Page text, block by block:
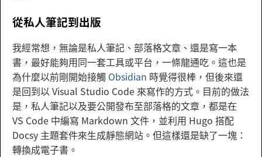
從私人筆記到出版
我經常想，無論是私人筆記、部落格文章、還是寫一本
書，最好能夠用同一套工具或平台，一條龍通吃。這也是
為什麼以前剛開始接觸 Obsidian 時覺得很棒，但後來還
是回到以 Visual Studio Code 來寫作的方式。目前的做法
是，私人筆記以及要公開發布至部落格的文章，都是在
VS Code 中編寫 Markdown 文件，並利用 Hugo 搭配
Docsy 主題套件來生成靜態網站。但這樣還是缺了一塊：
轉換成電子書。